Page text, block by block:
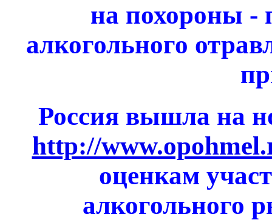
на похороны -
алкогольного
Россия вышла на
http://
оценкам
алкогольного